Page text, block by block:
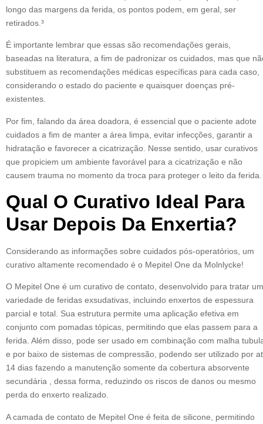
longo das margens da ferida, os pontos podem, em geral, ser
retirados.³
É importante lembrar que essas são recomendações gerais,
baseadas na literatura, a fim de padronizar os cuidados, mas que
substituem as recomendações médicas específicas para cada caso,
considerando o estado do paciente e quaisquer doenças pré-
existentes.
Por fim, falando da área doadora, é essencial que o paciente adote
cuidados a fim de manter a área limpa, evitar infecções, garantir a
hidratação e favorecer a cicatrização. Nesse sentido, usar curativos
que propiciem um ambiente favorável para a cicatrização e não
causem trauma no momento da troca para proteger o leito da ferida.
Qual O Curativo Ideal Para
Usar Depois Da Enxertia?
Considerando as informações sobre cuidados pós-operatórios, um
curativo altamente recomendado é o Mepitel One da Molnlycke!
O Mepitel One é um curativo de contato, desenvolvido para tratar
variedade de feridas exsudativas, incluindo enxertos de espessura
parcial e total. Sua estrutura permite uma aplicação efetiva em
conjunto com pomadas tópicas, permitindo que elas passem para a
ferida. Além disso, pode ser usado em combinação com malha
e por baixo de sistemas de compressão, podendo ser utilizado por
14 dias fazendo a manutenção somente da cobertura absorvente
secundária , dessa forma, reduzindo os riscos de danos ou mesmo
perda do enxerto realizado.
A camada de contato de Mepitel One é feita de silicone, permitindo